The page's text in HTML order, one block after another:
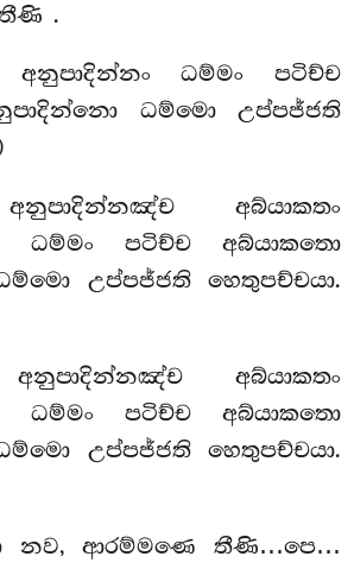
තීණි.
අනුපාදින්නං ධම්මං පටිච්ච
ධම්මො උප්පජ්ජති
අබ්යාකතං
ධම්මං පටිච්ච අබ්යාකතො
උප්පජ්ජති හෙතුපච්චයා.
අබ්යාකතං
ධම්මං පටිච්ච අබ්යාකතො
උප්පජ්ජති හෙතුපච්චයා.
නව, ආරම්මණෙ තීණි…පෙ…